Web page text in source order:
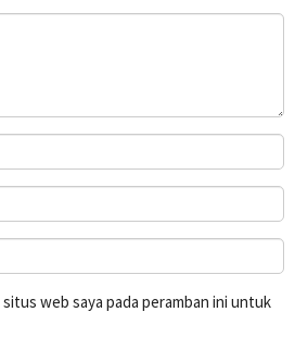
situs web saya pada peramban ini untuk